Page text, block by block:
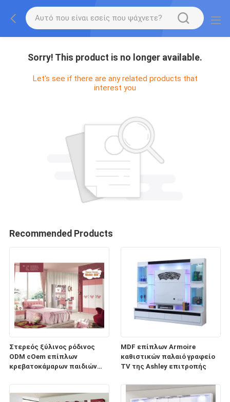
Sorry! This product is no longer available.
Let's see if there are any related products that
interest you
Recommended Products
Στερεός ξύλινος ρόδινος
ODM cOem επίπλων
κρεβατοκάμαρων παιδιών
MDF επίπλων Armoire
καθιστικών παλαιό γραφείο
TV της Ashley επιτροπής